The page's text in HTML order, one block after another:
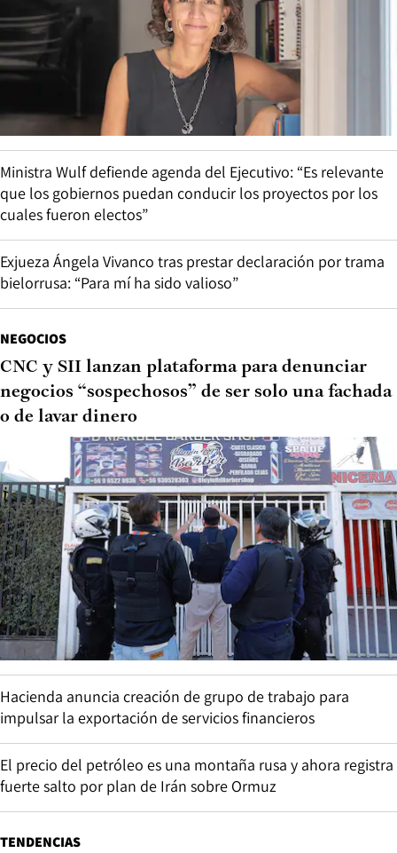
Ministra Wulf defiende agenda del Ejecutivo: “Es relevante
que los gobiernos puedan conducir los proyectos por los
cuales fueron electos”
Exjueza Ángela Vivanco tras prestar declaración por trama
bielorrusa: “Para mí ha sido valioso”
NEGOCIOS
CNC y SII lanzan plataforma para denunciar
negocios “sospechosos” de ser solo una fachada
o de lavar dinero
Hacienda anuncia creación de grupo de trabajo para
impulsar la exportación de servicios financieros
El precio del petróleo es una montaña rusa y ahora registra
fuerte salto por plan de Irán sobre Ormuz
TENDENCIAS